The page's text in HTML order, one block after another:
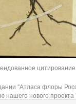
"Атласа флоры
нашего нового